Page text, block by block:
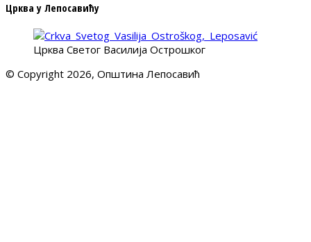
Црква у Лепосавићу
Црква Светог Василија Острошког
© Copyright 2026, Општина Лепосавић